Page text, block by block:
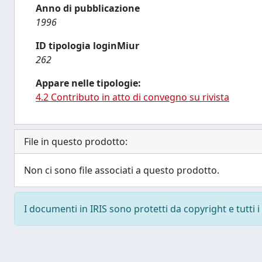
Anno di pubblicazione
1996
ID tipologia loginMiur
262
Appare nelle tipologie:
4.2 Contributo in atto di convegno su rivista
File in questo prodotto:
Non ci sono file associati a questo prodotto.
I documenti in IRIS sono protetti da copyright e tutti